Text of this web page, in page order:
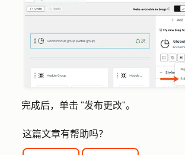
完成后，单击 "发布更改"。
这篇文章有帮助吗？